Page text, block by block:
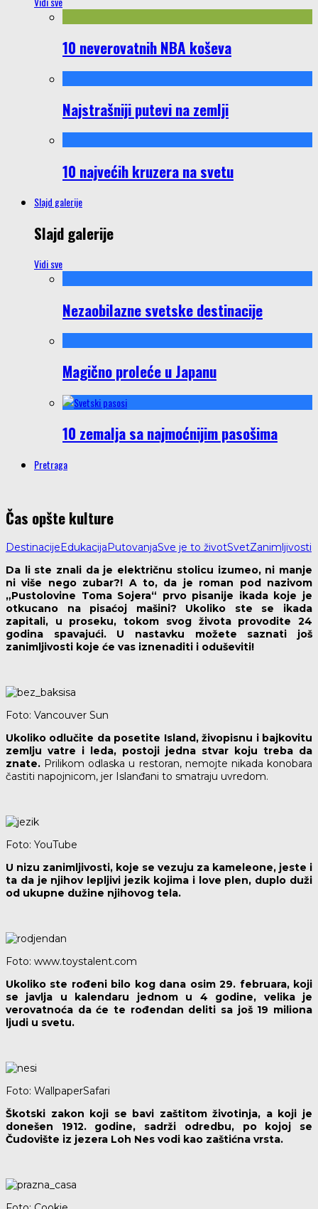
10 neverovatnih NBA koševa
Najstrašniji putevi na zemlji
10 najvećih kruzera na svetu
Slajd galerije
Slajd galerije
Vidi sve
Nezaobilazne svetske destinacije
Magično proleće u Japanu
10 zemalja sa najmoćnijim pasošima
Pretraga
Čas opšte kulture
Destinacije Edukacija PutovanjaSve je to životSvetZanimljivosti
Da li ste znali da je električnu stolicu izumeo, ni manje
ni više nego zubar?! A to, da je roman pod nazivom
„Pustolovine Toma Sojera“ prvo pisanije ikada koje je
otkucano na pisaćoj mašini? Ukoliko ste se ikada
zapitali, u proseku, tokom svog života provodite 24
godina spavajući. U nastavku možete saznati još
zanimljivosti koje će vas iznenaditi i oduševiti!
Foto: Vancouver Sun
Ukoliko odlučite da posetite Island, živopisnu i bajkovitu
zemlju vatre i leda, postoji jedna stvar koju treba da
znate. Prilikom odlaska u restoran, nemojte nikada konobara
častiti napojnicom, jer Islanđani to smatraju uvredom.
Foto: YouTube
U nizu zanimljivosti, koje se vezuju za kameleone, jeste i
ta da je njihov lepljivi jezik kojima i love plen, duplo duži
od ukupne dužine njihovog tela.
Foto: www.toystalent.com
Ukoliko ste rođeni bilo kog dana osim 29. februara, koji
se javlja u kalendaru jednom u 4 godine, velika je
verovatnoća da će te rođendan deliti sa još 19 miliona
ljudi u svetu.
Foto: WallpaperSafari
Škotski zakon koji se bavi zaštitom životinja, a koji je
donešen 1912. godine, sadrži odredbu, po kojoj se
Čudovište iz jezera Loh Nes vodi kao zaštićna vrsta.